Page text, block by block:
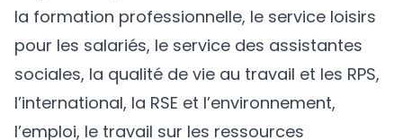
la formation professionnelle, le service loisirs
pour les salariés, le service des assistantes
sociales, la qualité de vie au travail et les RPS,
l’international, la RSE et l’environnement,
l’emploi, le travail sur les ressources